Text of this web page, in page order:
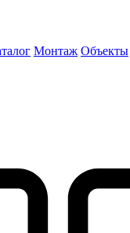
Монтаж Объекты